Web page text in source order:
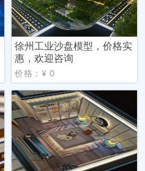
徐州工业沙盘模型，价格实
惠，欢迎咨询
价格：¥ 0